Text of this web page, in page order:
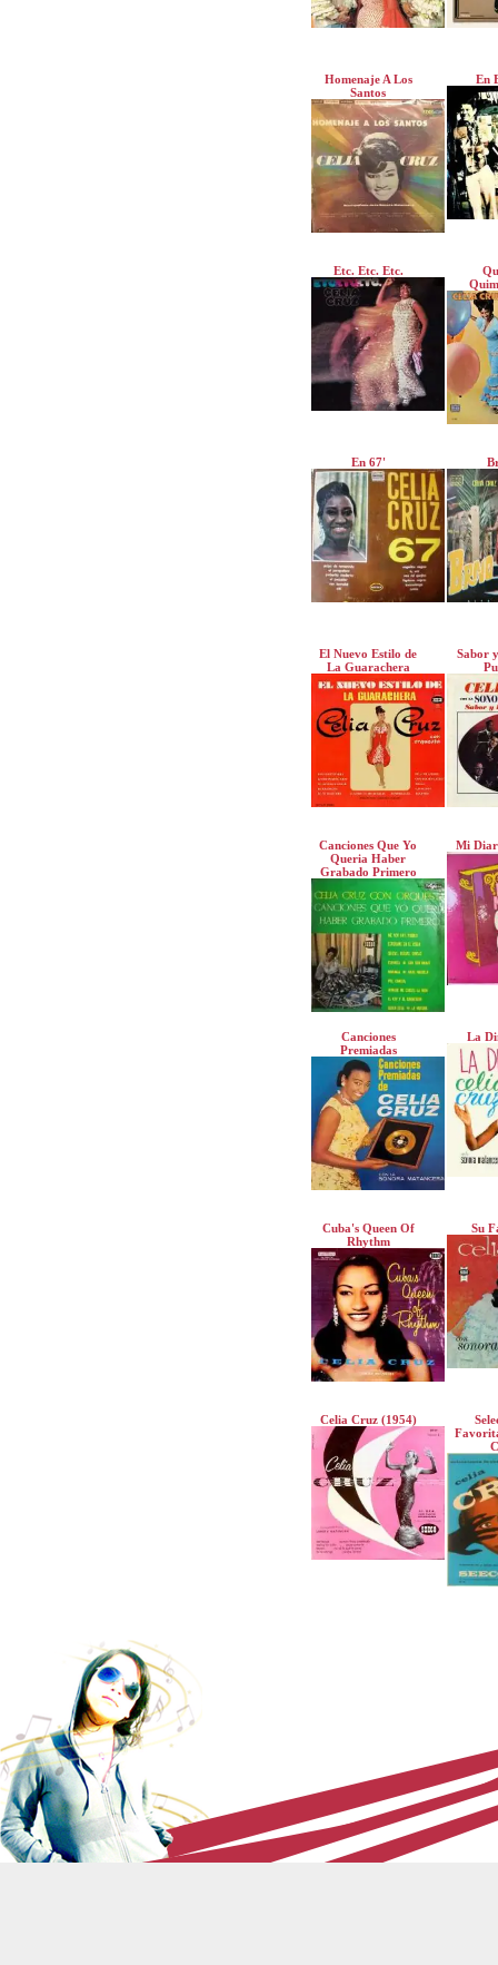
Homenaje A Los
Santos
En
Etc. Etc. Etc.
En 67'
El Nuevo Estilo de
La Guarachera
Sabor
Canciones Que Yo
Queria Haber
Grabado Primero
Mi
Canciones
Premiadas
La
Cuba's Queen Of
Rhythm
Su
Celia Cruz (1954)